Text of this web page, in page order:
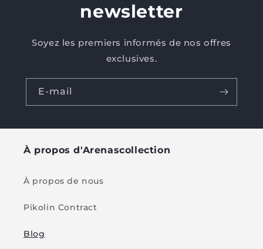
newsletter
Soyez les premiers informés de nos offres
exclusives.
E-mail
À propos d'Arenascollection
À propos de nous
Pikolin Contract
Blog